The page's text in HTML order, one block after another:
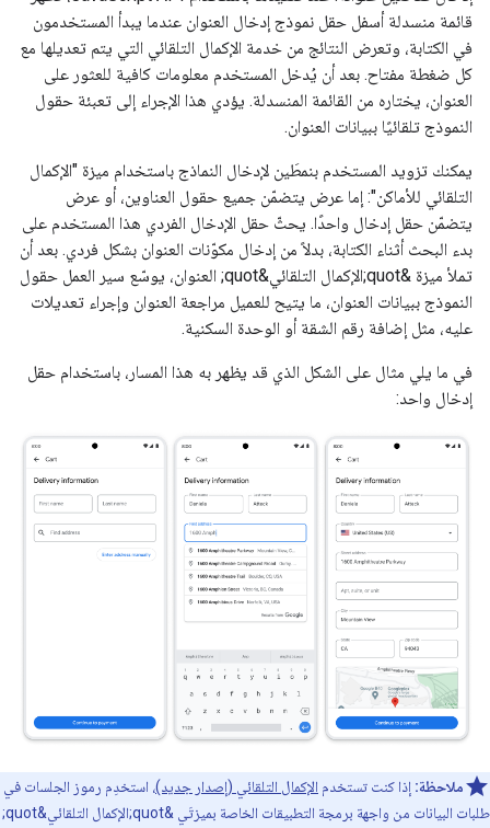
قائمة منسدلة أسفل حقل نموذج إدخال العنوان عندما يبدأ المستخدمون
في الكتابة، وتعرض النتائج من خدمة الإكمال التلقائي التي يتم تعديلها مع
كل ضغطة مفتاح. بعد أن يُدخل المستخدم معلومات كافية للعثور على
العنوان، يختاره من القائمة المنسدلة. يؤدي هذا الإجراء إلى تعبئة حقول
النموذج تلقائيًا ببيانات العنوان.
يمكنك تزويد المستخدم بنمطَين لإدخال النماذج باستخدام ميزة "الإكمال
التلقائي للأماكن": إما عرض يتضمّن جميع حقول العناوين، أو عرض
يتضمّن حقل إدخال واحدًا. يحثّ حقل الإدخال الفردي هذا المستخدم على
بدء البحث أثناء الكتابة، بدلاً من إدخال مكوّنات العنوان بشكل فردي. بعد أن
تملأ ميزة &quot;الإكمال التلقائي&quot; العنوان، يوسّع سير العمل حقول
النموذج ببيانات العنوان، ما يتيح للعميل مراجعة العنوان وإجراء تعديلات
عليه، مثل إضافة رقم الشقة أو الوحدة السكنية.
في ما يلي مثال على الشكل الذي قد يظهر به هذا المسار، باستخدام حقل
إدخال واحد:
ملاحظة: إذا كنت تستخدم الإكمال التلقائي (إصدار جديد)، استخدِم رموز الجلسات في
طلبات البيانات من واجهة برمجة التطبيقات الخاصة بميزتَي &quot;الإكمال التلقائي&quot;